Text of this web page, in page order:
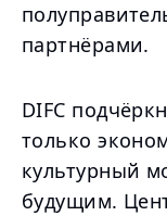
партнёрами.
DIFC
только
культурный
будущим.